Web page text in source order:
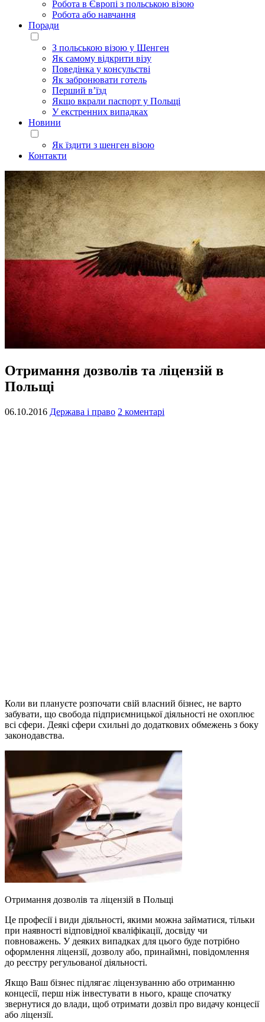
Робота в Європі з польською візою
Робота або навчання
Поради
З польською візою у Шенген
Як самому відкрити візу
Поведінка у консульстві
Як забронювати готель
Перший в’їзд
Якщо вкрали паспорт у Польщі
У екстренних випадках
Новини
Як їздити з шенген візою
Контакти
Отримання дозволів та ліцензій в
Польщі
06.10.2016 Держава і право 2 коментарі
Коли ви плануєте розпочати свій власний бізнес, не варто
забувати, що свобода підприємницької діяльності не охоплює
всі сфери. Деякі сфери схильні до додаткових обмежень з боку
законодавства.
Отримання дозволів та ліцензій в Польщі
Це професії і види діяльності, якими можна займатися, тільки
при наявності відповідної кваліфікації, досвіду чи
повноважень. У деяких випадках для цього буде потрібно
оформлення ліцензії, дозволу або, принаймні, повідомлення
до реєстру регульованої діяльності.
Якщо Ваш бізнес підлягає ліцензуванню або отриманню
концесії, перш ніж інвестувати в нього, краще спочатку
звернутися до влади, щоб отримати дозвіл про видачу концесії
або ліцензії.